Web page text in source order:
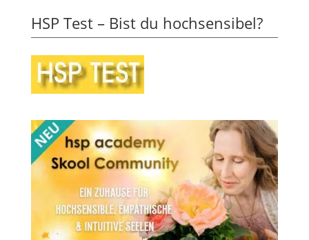
HSP Test – Bist du hochsensibel?